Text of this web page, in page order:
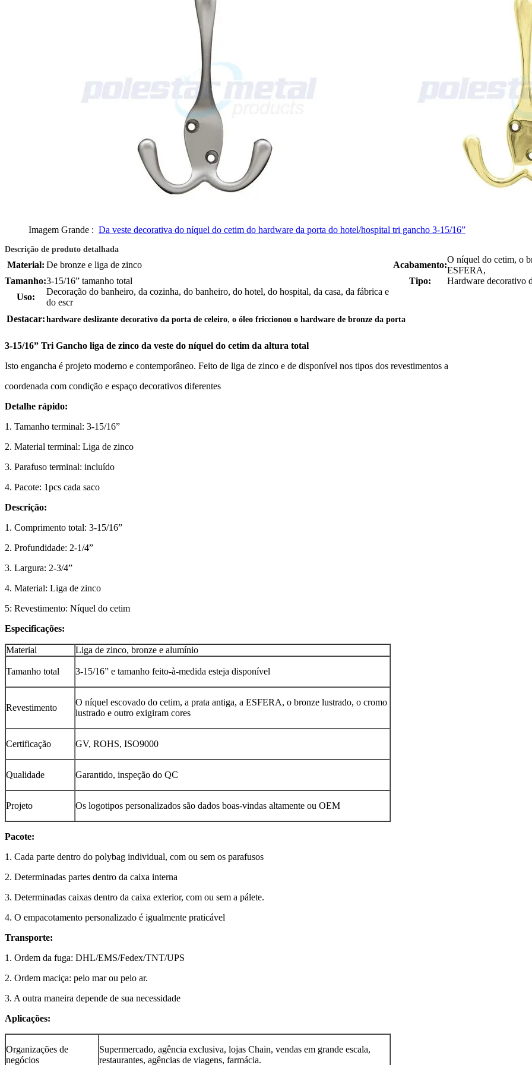
Imagem Grande : Da veste decorativa do níquel do cetim do hardware da porta do hotel/hospital tri gancho 3-15/16”
Descrição de produto detalhada
Material: De bronze e liga de zinco Acabamento:
O níquel do cetim, o
ESFERA,
Tamanho:3-15/16” tamanho total Tipo:
Hardware decorativo
Uso:
Decoração do banheiro, da cozinha, do banheiro, do hotel, do hospital, da casa, da fábrica e
do escr
Destacar: hardware deslizante decorativo da porta de celeiro, o óleo friccionou o hardware de bronze da porta
3-15/16” Tri Gancho liga de zinco da veste do níquel do cetim da altura total
Isto engancha é projeto moderno e contemporâneo. Feito de liga de zinco e de disponível nos tipos dos revestimentos a
coordenada com condição e espaço decorativos diferentes
Detalhe rápido:
1. Tamanho terminal: 3-15/16”
2. Material terminal: Liga de zinco
3. Parafuso terminal: incluído
4. Pacote: 1pcs cada saco
Descrição:
1. Comprimento total: 3-15/16”
2. Profundidade: 2-1/4”
3. Largura: 2-3/4”
4. Material: Liga de zinco
5: Revestimento: Níquel do cetim
Especificações:
Material Liga de zinco, bronze e alumínio
Tamanho total 3-15/16” e tamanho feito-à-medida esteja disponível
Revestimento
O níquel escovado do cetim, a prata antiga, a ESFERA, o bronze lustrado, o cromo
lustrado e outro exigiram cores
Certificação GV, ROHS, ISO9000
Qualidade Garantido, inspeção do QC
Projeto Os logotipos personalizados são dados boas-vindas altamente ou OEM
Pacote:
1. Cada parte dentro do polybag individual, com ou sem os parafusos
2. Determinadas partes dentro da caixa interna
3. Determinadas caixas dentro da caixa exterior, com ou sem a pálete.
4. O empacotamento personalizado é igualmente praticável
Transporte:
1. Ordem da fuga: DHL/EMS/Fedex/TNT/UPS
2. Ordem maciça: pelo mar ou pelo ar.
3. A outra maneira depende de sua necessidade
Aplicações:
Organizações de
negócios
Supermercado, agência exclusiva, lojas Chain, vendas em grande escala,
restaurantes, agências de viagens, farmácia.